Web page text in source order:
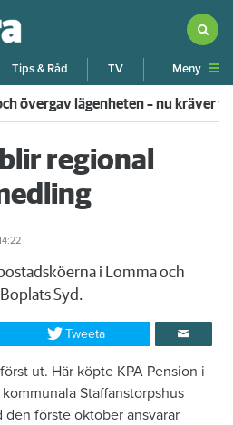
Tips & Råd TV Meny
övergav lägenheten – nu kräver
regional
i Lomma och
Syd.
Tweeta
ut. Här köpte KPA Pension i
Staffanstorpshus
den förste oktober ansvarar